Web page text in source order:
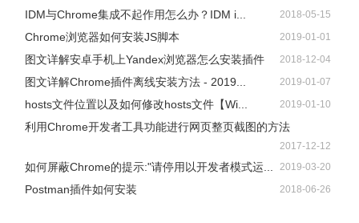
IDM与Chrome集成不起作用怎么办？IDM i... 2018-05-15
Chrome浏览器如何安装JS脚本 2019-01-01
图文详解安卓手机上Yandex浏览器怎么安装插件 2018-12-04
图文详解Chrome插件离线安装方法 - 2019... 2019-01-07
hosts文件位置以及如何修改hosts文件【Wi... 2019-01-10
利用Chrome开发者工具功能进行网页整页截图的方法
2017-12-12
如何屏蔽Chrome的提示:"请停用以开发者模式运... 2019-03-20
Postman插件如何安装 2018-06-26